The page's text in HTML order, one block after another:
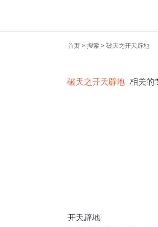
首页 > 搜索 > 破天之开天辟地
破天之开天辟地 相关的
开天辟地